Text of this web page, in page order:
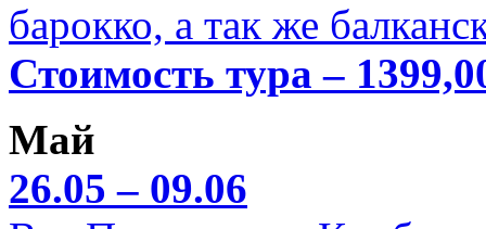
барокко, а так же
Стоимость тура –
Май
26.05 – 09.06